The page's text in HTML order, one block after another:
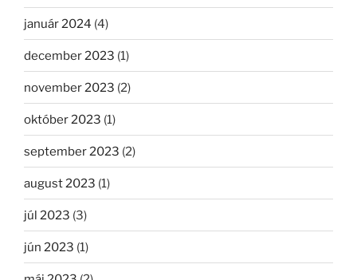
január 2024 (4)
december 2023 (1)
november 2023 (2)
október 2023 (1)
september 2023 (2)
august 2023 (1)
júl 2023 (3)
jún 2023 (1)